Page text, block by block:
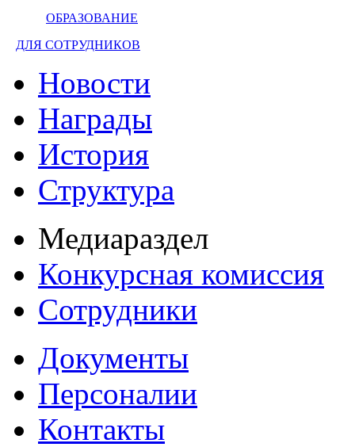
ОБРАЗОВАНИЕ
ДЛЯ СОТРУДНИКОВ
Новости
Награды
История
Структура
Медиараздел
Конкурсная комиссия
Сотрудники
Документы
Персоналии
Контакты